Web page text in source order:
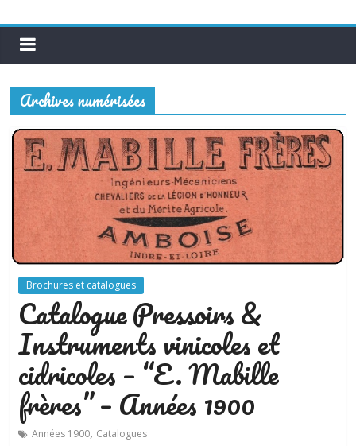
Archives numérisées
Brochures et catalogues
Catalogue Pressoirs &
Instruments vinicoles et
cidricoles – “E. Mabille
frères” – Années 1900
Années 1900, Catalogues